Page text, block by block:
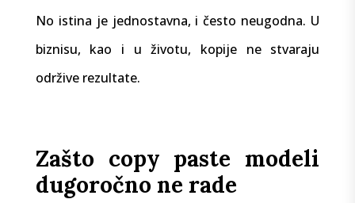
No istina je jednostavna, i često neugodna. U
biznisu, kao i u životu, kopije ne stvaraju
održive rezultate.
Zašto copy paste modeli
dugoročno ne rade